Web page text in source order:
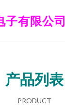
子有限公司
产品列表
PRODUCT